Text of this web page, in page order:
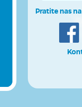
Švedska
u Bosni i
Modeliranje
U
mjerenje
Pratite nas